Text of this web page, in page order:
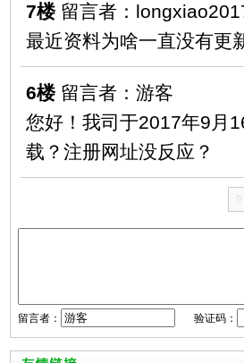
7楼留言者：
最近资料为啥一直没有更
6楼留言者：游客
您好！我司于2017年9月
载？注册网址没反应？
留言者： 验证码：